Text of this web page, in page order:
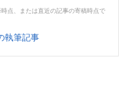
点、または直近の記事の寄稿時点で
執筆記事